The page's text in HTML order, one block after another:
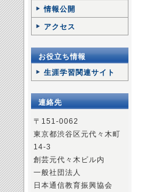
情報公開
アクセス
お役立ち情報
生涯学習関連サイト
連絡先
〒151-0062
東京都渋谷区元代々木町
14-3
創芸元代々木ビル内
一般社団法人
日本通信教育振興協会